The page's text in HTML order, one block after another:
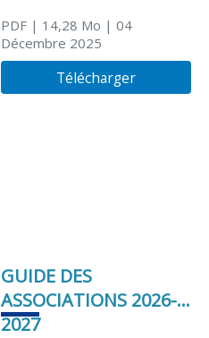
PDF| 14,28 Mo | 04
Décembre 2025
Télécharger
GUIDE DES
ASSOCIATIONS 2026-
2027